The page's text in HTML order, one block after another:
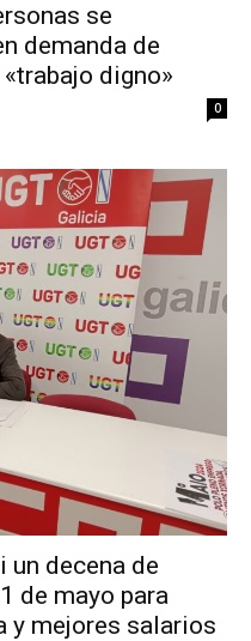
se
demanda de
digno»
0
un decena de
de mayo para
y mejores salarios